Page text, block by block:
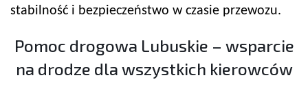
stabilność i bezpieczeństwo w czasie przewozu.
Pomoc drogowa Lubuskie – wsparcie
na drodze dla wszystkich kierowców